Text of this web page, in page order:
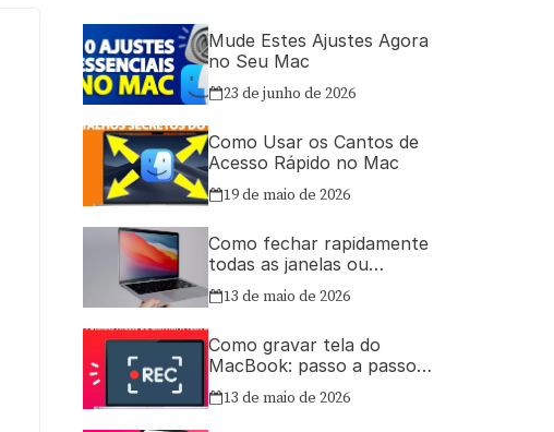
Mude Estes Ajustes Agora
no Seu Mac
23 de junho de 2026
Como Usar os Cantos de
Acesso Rápido no Mac
19 de maio de 2026
Como fechar rapidamente
todas as janelas ou
aplicativos abertos no Mac
13 de maio de 2026
Como gravar tela do
MacBook: passo a passo
simples
13 de maio de 2026